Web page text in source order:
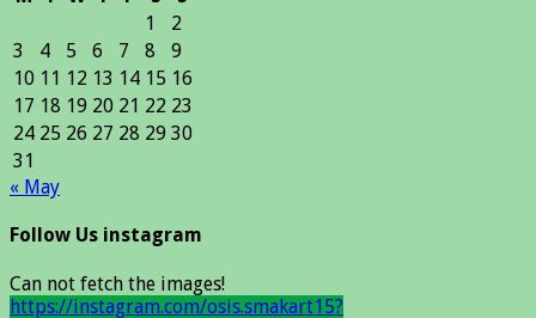
1
2
3
4 5 6 7 8
9
10 11 12 13 14 15 16
17 18 19 20 21 22 23
24 25 26 27 28 29 30
31
« May
Follow Us instagram
Can not fetch the images!
https://instagram.com/osis.smakart15?